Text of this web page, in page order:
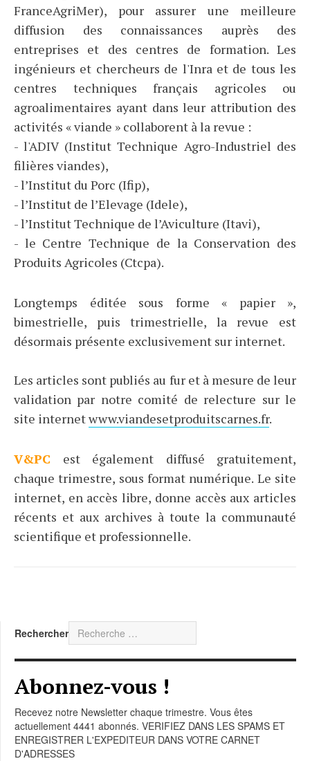
FranceAgriMer), pour assurer une meilleure
diffusion des connaissances auprès des
entreprises et des centres de formation. Les
ingénieurs et chercheurs de l'Inra et de tous les
centres techniques français agricoles ou
agroalimentaires ayant dans leur attribution des
activités « viande » collaborent à la revue :
- l'ADIV (Institut Technique Agro-Industriel des
filières viandes),
- l’Institut du Porc (Ifip),
- l’Institut de l’Elevage (Idele),
- l’Institut Technique de l’Aviculture (Itavi),
- le Centre Technique de la Conservation des
Produits Agricoles (Ctcpa).
Longtemps éditée sous forme « papier »,
bimestrielle, puis trimestrielle, la revue est
désormais présente exclusivement sur internet.
Les articles sont publiés au fur et à mesure de leur
validation par notre comité de relecture sur le
site internetwww.viandesetproduitscarnes.fr.
V&PC est également diffusé gratuitement,
chaque trimestre, sous format numérique. Le site
internet, en accès libre, donne accès aux articles
récents et aux archives à toute la communauté
scientifique et professionnelle.
Rechercher
Abonnez-vous !
Recevez notre Newsletter chaque trimestre. Vous êtes
actuellement 4441 abonnés. VERIFIEZ DANS LES SPAMS ET
ENREGISTRER L'EXPEDITEUR DANS VOTRE CARNET
D'ADRESSES